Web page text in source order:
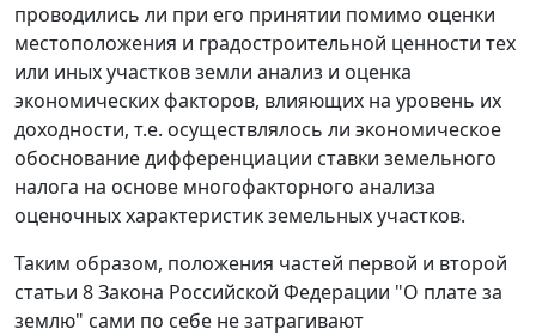
проводились ли при его принятии помимо оценки
местоположения и градостроительной ценности тех
или иных участков земли анализ и оценка
экономических факторов, влияющих на уровень их
доходности, т.е. осуществлялось ли экономическое
обоснование дифференциации ставки земельного
налога на основе многофакторного анализа
оценочных характеристик земельных участков.
Таким образом, положения частей первой и второй
статьи 8Закона Российской Федерации "О плате за
землю" сами по себе не затрагивают